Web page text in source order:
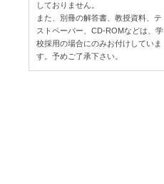
しておりません。
また、別冊の解答書、教授資料、テ
ストペーパー、CD-ROMなどは、学
校採用の場合にのみお付けしていま
す。予めご了承下さい。